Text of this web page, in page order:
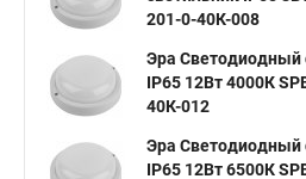
201-0-40К-008
Эра Светодиодный
IP65 12Вт 4000К
40К-012
Эра Светодиодный
IP65 12Вт 6500К